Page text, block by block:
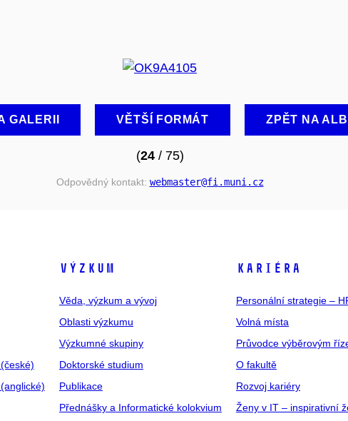
GALERII VĚTŠÍ FORMÁT ZPĚT NA
(24/ 75)
Odpovědný kontakt: webmaster@fi .muni .cz
VÝZKUM
Věda, výzkum a vývoj
Oblasti výzkumu
Výzkumné skupiny
Doktorské studium
Publikace
Přednášky a Informatické kolokvium
KARIÉRA
Personální strategie –
Volná místa
Průvodce výběrovým
O fakultě
Rozvoj kariéry
Ženy v IT – inspirativní